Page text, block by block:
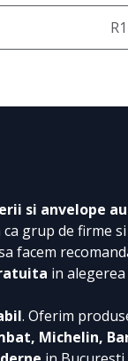
si anvelope
grup de firme si
facem
in
. Oferim
Michelin,